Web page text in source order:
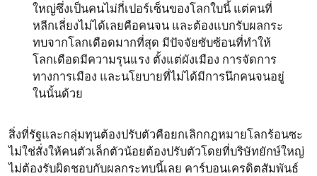
ใหญ่ซึ่งเป็นคนไม่กี่เปอร์เซ็นของโลกใบนี้ แต่คนที่
หลีกเลี่ยงไม่ได้เลยคือคนจน และต้องแบกรับผลกระ
ทบจากโลกเดือดมากที่สุด มีปัจจัยซับซ้อนที่ทำให้
โลกเดือดมีความรุนแรง ตั้งแต่ผังเมือง การจัดการ
ทางการเมือง และนโยบายที่ไม่ได้มีการนึกคนจนอยู่
ในนั้นด้วย
สิ่งที่รัฐและกลุ่มทุนต้องปรับตัวคือยกเลิกกฎหมายโลกร้อนซะ
ไม่ใช่สั่งให้คนตัวเล็กตัวน้อยต้องปรับตัวโดยที่บริษัทยักษ์ใหญ่
ไม่ต้องรับผิดชอบกับผลกระทบนี้เลย คาร์บอนเครดิตสัมพันธ์